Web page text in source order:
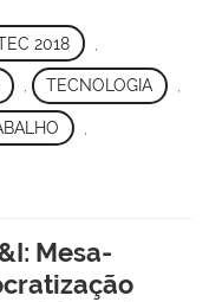
2018
, TECNOLOGIA ,
Mesa-